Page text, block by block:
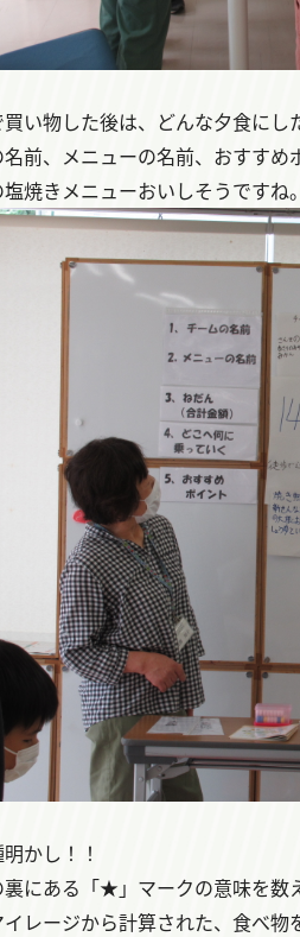
い物した後は、どんな夕食にし
前、メニューの名前、おすすめ
焼きメニューおいしそうですね。
かし！！
にある「★」マークの意味を数
イレージから計算された、食べ